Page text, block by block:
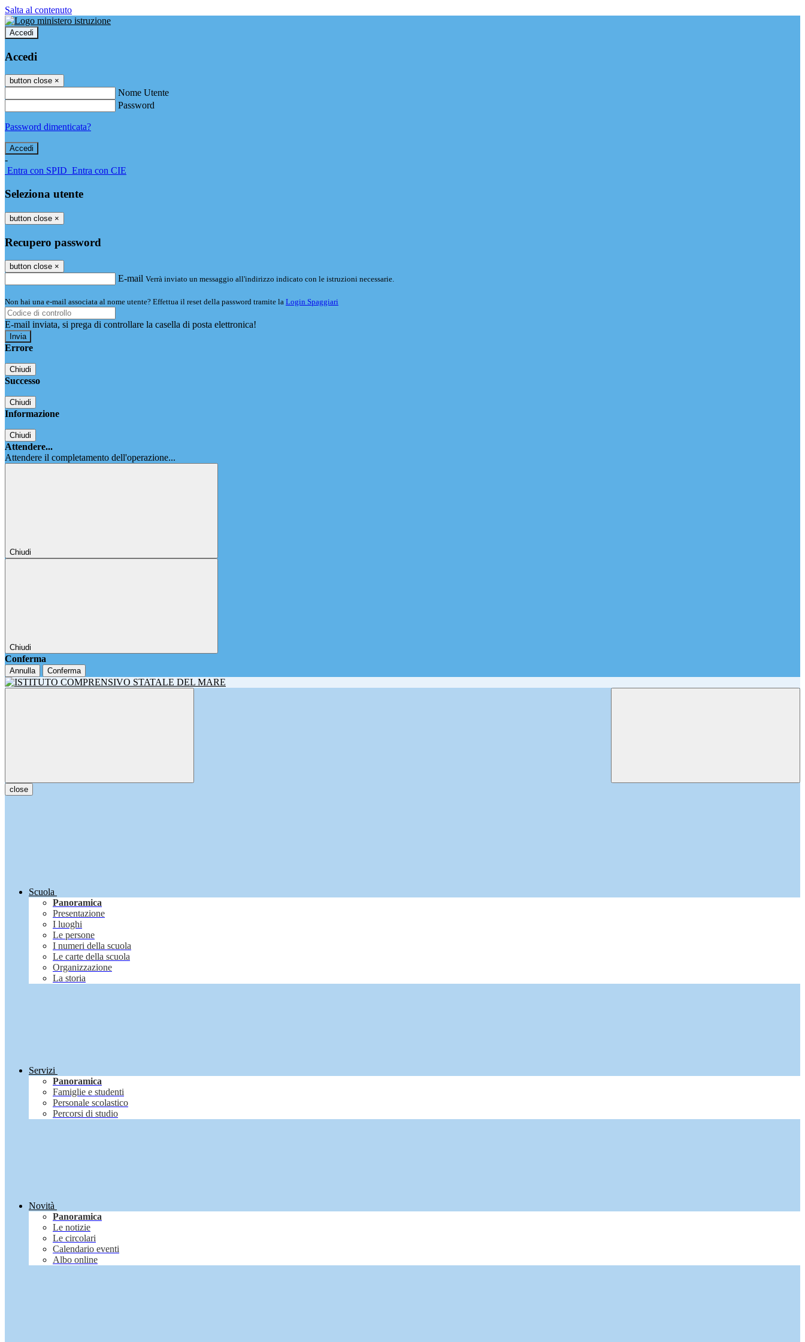
Salta al contenuto
Accedi
Accedi
button close ×
Nome Utente
Password
Password dimenticata?
-
Entra con SPID Entra con CIE
Seleziona utente
button close ×
Recupero password
button close ×
E-mail Verrà inviato un messaggio all'indirizzo indicato con le istruzioni necessarie.
Non hai una e-mail associata al nome utente? Effettua il reset della password tramite la Login Spaggiari
E-mail inviata, si prega di controllare la casella di posta elettronica!
Errore
Chiudi
Successo
Chiudi
Informazione
Chiudi
Attendere...
Attendere il completamento dell'operazione...
Chiudi
Chiudi
Conferma
Annulla Conferma
close
Scuola
Panoramica
Presentazione
I luoghi
Le persone
I numeri della scuola
Le carte della scuola
Organizzazione
La storia
Servizi
Panoramica
Famiglie e studenti
Personale scolastico
Percorsi di studio
Novità
Panoramica
Le notizie
Le circolari
Calendario eventi
Albo online